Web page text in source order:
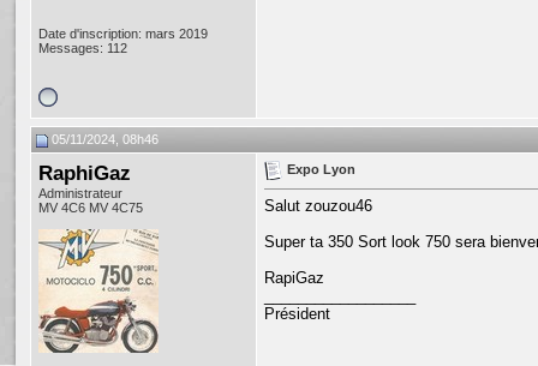
Date d'inscription: mars 2019
Messages: 112
05/11/2024, 08h46
RaphiGaz
Administrateur
MV 4C6 MV 4C75
Expo Lyon
Salut zouzou46
Super ta 350 Sort look 750 sera
RapiGaz
Président